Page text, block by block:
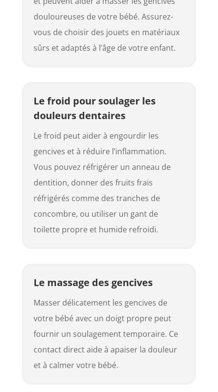
douloureuses de votre bébé. Assurez-
vous de choisir des jouets en matériaux
sûrs et adaptés à l’âge de votre enfant.
Le froid pour soulager les
douleurs dentaires
Le froid peut aider à engourdir les
gencives et à réduire l’inflammation.
Vous pouvez réfrigérer un anneau de
dentition, donner des fruits frais
réfrigérés comme des tranches de
concombre, ou utiliser un gant de
toilette propre et humide refroidi.
Le massage des gencives
Masser délicatement les gencives de
votre bébé avec un doigt propre peut
fournir un soulagement temporaire. Ce
contact direct aide à apaiser la douleur
et à calmer votre bébé.